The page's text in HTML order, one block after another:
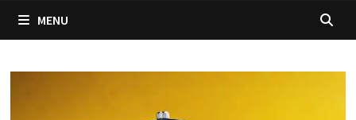
MENU